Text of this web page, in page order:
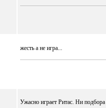
жесть а не игра...
Ужасно играет Ритас. Ни